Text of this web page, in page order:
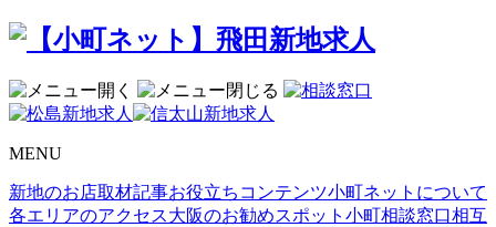
MENU
新地のお店取材記事お役立ちコンテンツ小町ネットについて
各エリアのアクセス大阪のお勧めスポット 小町相談窓口相互